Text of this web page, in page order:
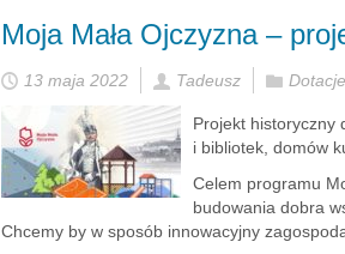
Moja Mała Ojczyzna –
13 maja 2022 Tadeusz
Projekt historyczny
i bibliotek, domów
Celem programu
budowania dobra
Chcemy by w sposób innowacyjny